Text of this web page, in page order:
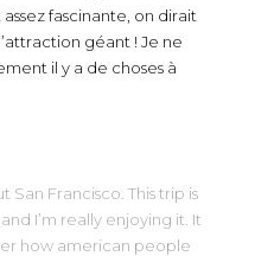
fascinante, on dirait
géant ! Je ne
il y a de choses à
San Francisco. This trip is
I’m really enjoying it. It
how american people